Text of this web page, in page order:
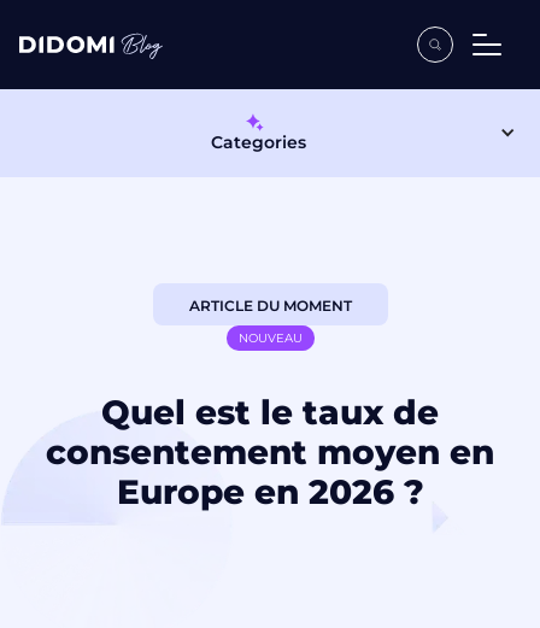
Categories
ARTICLE DU MOMENT
NOUVEAU
Quel est le taux de
consentement moyen en
Europe en 2026 ?